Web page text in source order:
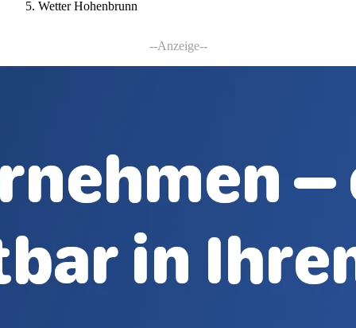
Wetter Hohenbrunn
--Anzeige--